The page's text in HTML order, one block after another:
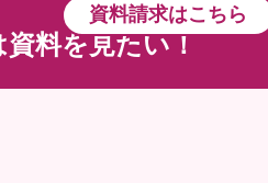
資料を見たい！
資料請求はこちら